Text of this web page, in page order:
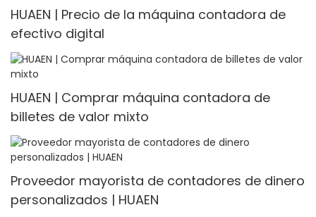
HUAEN | Precio de la máquina contadora de
efectivo digital
HUAEN | Comprar máquina contadora de
billetes de valor mixto
Proveedor mayorista de contadores de dinero
personalizados | HUAEN